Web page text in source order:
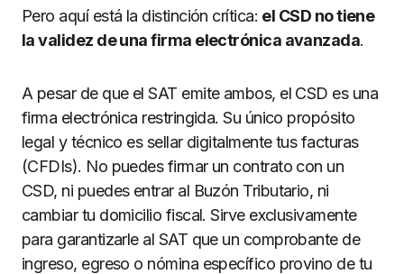
Pero aquí está la distinción crítica: el CSD no tiene
la validez de una firma electrónica avanzada.
A pesar de que el SAT emite ambos, el CSD es una
firma electrónica restringida. Su único propósito
legal y técnico es sellar digitalmente tus facturas
(CFDIs). No puedes firmar un contrato con un
CSD, ni puedes entrar al Buzón Tributario, ni
cambiar tu domicilio fiscal. Sirve exclusivamente
para garantizarle al SAT que un comprobante de
ingreso, egreso o nómina específico provino de tu